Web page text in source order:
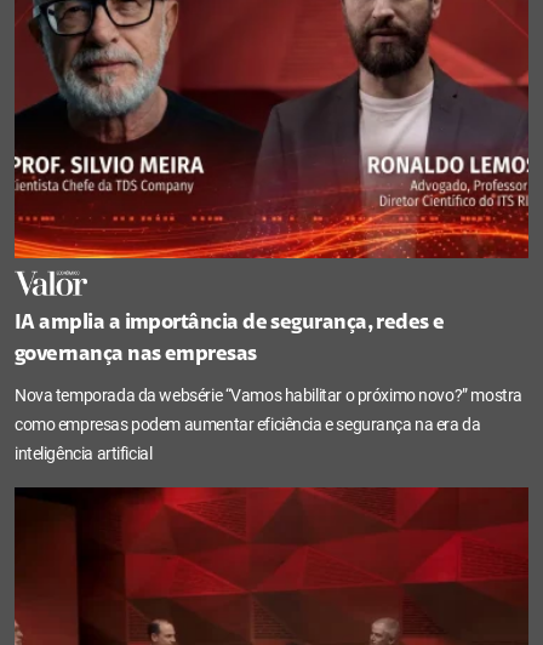
IA amplia a importância de segurança, redes e
governança nas empresas
Nova temporada da websérie “Vamos habilitar o próximo novo?” mostra
como empresas podem aumentar eficiência e segurança na era da
inteligência artificial